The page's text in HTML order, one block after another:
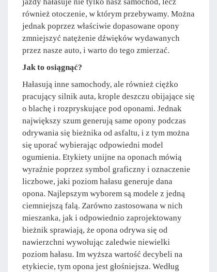
również otoczenie, w którym przebywamy. Można
jednak poprzez właściwie dopasowane opony
zmniejszyć natężenie dźwięków wydawanych
przez nasze auto, i warto do tego zmierzać.
Jak to osiągnąć?
Hałasują inne samochody, ale również ciężko
pracujący silnik auta, krople deszczu obijające się
o blachę i rozpryskujące pod oponami. Jednak
największy szum generują same opony podczas
odrywania się bieżnika od asfaltu, i z tym można
się uporać wybierając odpowiedni model
ogumienia. Etykiety unijne na oponach mówią
wyraźnie poprzez symbol graficzny i oznaczenie
liczbowe, jaki poziom hałasu generuje dana
opona. Najlepszym wyborem są modele z jedną
ciemniejszą falą. Zarówno zastosowana w nich
mieszanka, jak i odpowiednio zaprojektowany
bieżnik sprawiają, że opona odrywa się od
nawierzchni wywołując zaledwie niewielki
poziom hałasu. Im wyższa wartość decybeli na
etykiecie, tym opona jest głośniejsza. Według